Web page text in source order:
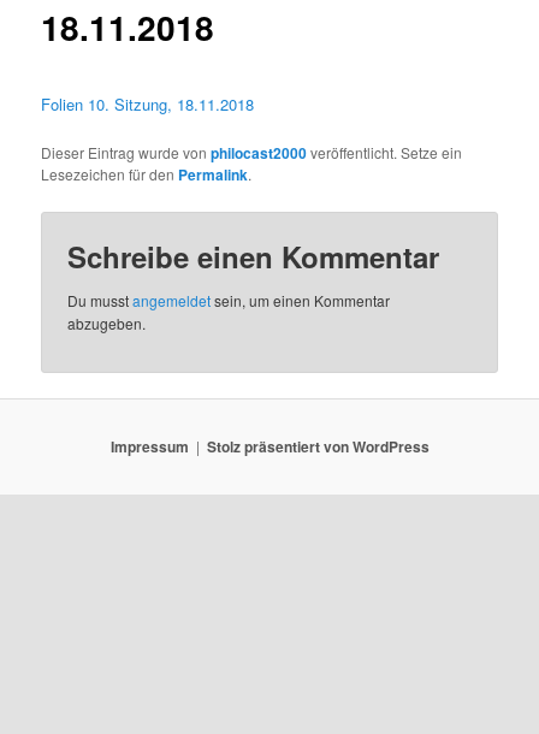
18.11.2018
Folien 10. Sitzung, 18.11.2018
Dieser Eintrag wurde vonphilocast2000veröffentlicht. Setze ein
Lesezeichen für den Permalink.
Schreibe einen Kommentar
Du musstangemeldetsein, um einen Kommentar
abzugeben.
Impressum Stolz präsentiert von WordPress